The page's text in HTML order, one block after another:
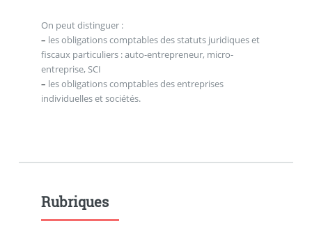
On peut distinguer :
– les obligations comptables des statuts juridiques et
fiscaux particuliers : auto-entrepreneur, micro-
entreprise, SCI
– les obligations comptables des entreprises
individuelles et sociétés.
Rubriques